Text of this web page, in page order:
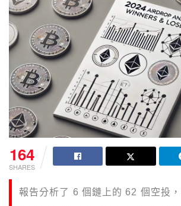
164
SHARES
報告分析了 6 個鏈上的 62 個空投